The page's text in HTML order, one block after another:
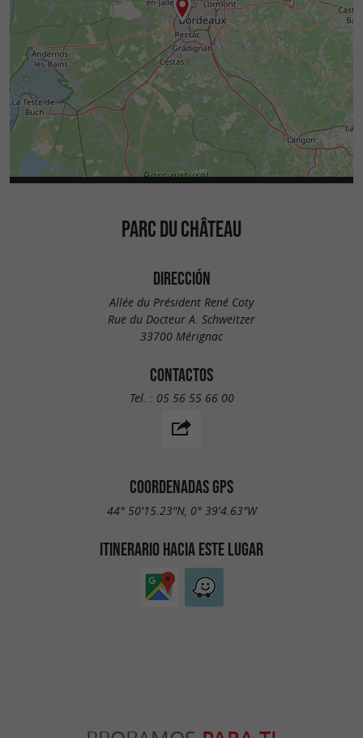
PARC DU CHÂTEAU
DIRECCIÓN
Allée du Président René Coty
Rue du Docteur A. Schweitzer
33700 Mérignac
CONTACTOS
Tel. : 05 56 55 66 00
COORDENADAS GPS
44° 50'15.23"N, 0° 39'4.63"W
ITINERARIO HACIA ESTE LUGAR